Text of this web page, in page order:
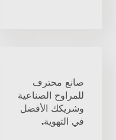
صانع محترف
للمراوح الصناعية
وشريكك الأفضل
في التهوية.